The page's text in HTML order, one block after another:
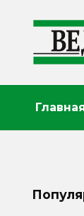
содержанию